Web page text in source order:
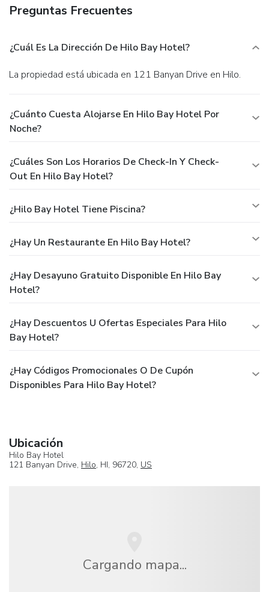
Preguntas Frecuentes
¿Cuál Es La Dirección De Hilo Bay Hotel?
La propiedad está ubicada en 121 Banyan Drive en Hilo.
¿Cuánto Cuesta Alojarse En Hilo Bay Hotel Por
Noche?
¿Cuáles Son Los Horarios De Check-In Y Check-
Out En Hilo Bay Hotel?
¿Hilo Bay Hotel Tiene Piscina?
¿Hay Un Restaurante En Hilo Bay Hotel?
¿Hay Desayuno Gratuito Disponible En Hilo Bay
Hotel?
¿Hay Descuentos U Ofertas Especiales Para Hilo
Bay Hotel?
¿Hay Códigos Promocionales O De Cupón
Disponibles Para Hilo Bay Hotel?
Ubicación
Hilo Bay Hotel
121 Banyan Drive, Hilo, HI, 96720, US
Cargando mapa...